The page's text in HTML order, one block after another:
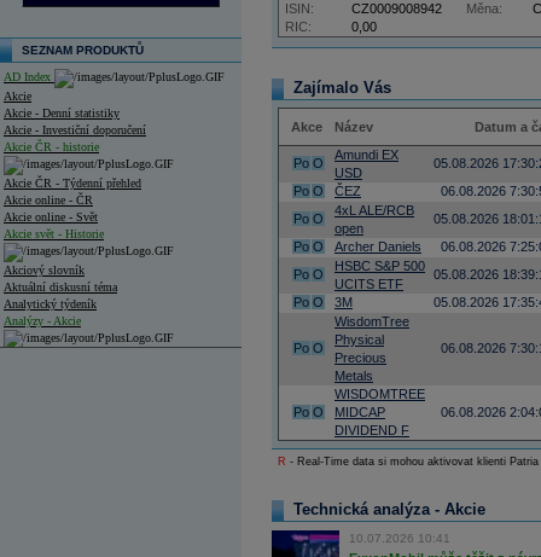
SEZNAM PRODUKTŮ
AD Index
Akcie
Akcie - Denní statistiky
Akcie - Investiční doporučení
Akcie ČR - historie
Akcie ČR - Týdenní přehled
Akcie online - ČR
Akcie online - Svět
Akcie svět - Historie
Akciový slovník
Aktuální diskusní téma
Analytický týdeník
Analýzy - Akcie
RIC: 0,00
ISIN: CZ0009008942 Měna:
Zajímalo Vás
Akce Název Datum a
Po O
Amundi EX
USD
05.08.2026
Po O ČEZ
06.08.2026
Po O
4xL ALE/RCB
open
05.08.2026
Po O Archer Daniels
06.08.2026
Po O
HSBC S&P 500
UCITS ETF
05.08.2026
Po O 3M 05.08.2026
Po O
WisdomTree
Physical
Precious
Metals
06.08.2026
Po O
WISDOMTREE
MIDCAP
DIVIDEND F
06.08.2026
R - Real-Time data si mohou aktivovat klienti
Technická analýza - Akcie
10.07.2026 10:41